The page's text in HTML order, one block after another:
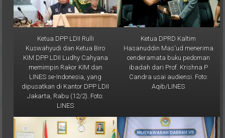
Ketua DPP LDII Rulli
Kuswahyudi dan Ketua Biro
KIM DPP LDII Ludhy Cahyana
memimpin Rakor KIM dan
LINES se-Indonesia, yang
dipusatkan di Kantor DPP LDII
Jakarta, Rabu (12/2). Foto:
LINES
Ketua DPRD Kaltim
Hasanuddin Mas'ud menerima
cenderamata buku pedoman
ibadah dari Prof. Krishna P
Candra usai audiensi. Foto:
Aqib/LINES